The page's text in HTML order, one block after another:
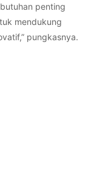
penting
mendukung
pungkasnya.